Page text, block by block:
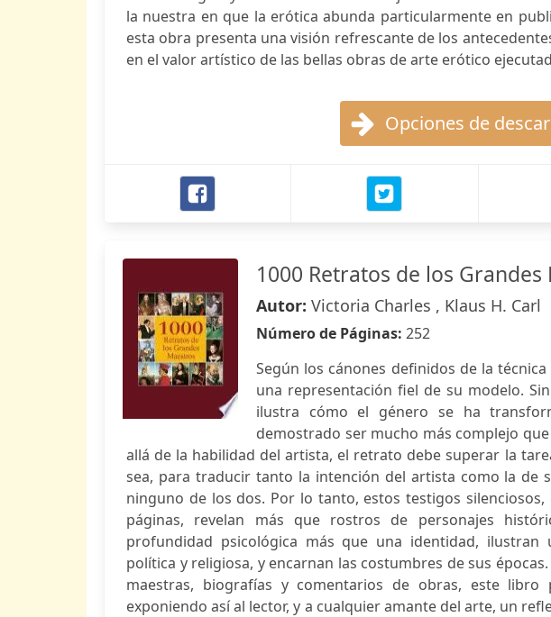
la nuestra en que la erótica abunda particularmente en
esta obra presenta una visión refrescante de los
en el valor artístico de las bellas obras de arte erótico
Opciones de
1000 Retratos de los Grandes
Autor: Victoria Charles , Klaus H. Carl
Número de Páginas: 252
Según los cánones definidos de la
una representación fiel de su modelo.
ilustra cómo el género se ha
demostrado ser mucho más complejo
allá de la habilidad del artista, el retrato debe superar la
sea, para traducir tanto la intención del artista como la de
ninguno de los dos. Por lo tanto, estos testigos silenciosos,
páginas, revelan más que rostros de personajes
profundidad psicológica más que una identidad, ilustran
política y religiosa, y encarnan las costumbres de sus
maestras, biografías y comentarios de obras, este libro
exponiendo así al lector, y a cualquier amante del arte, un